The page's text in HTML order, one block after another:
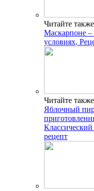
Читайте
Маскарпоне –
условиях,
Читайте
Яблочный
рецепт